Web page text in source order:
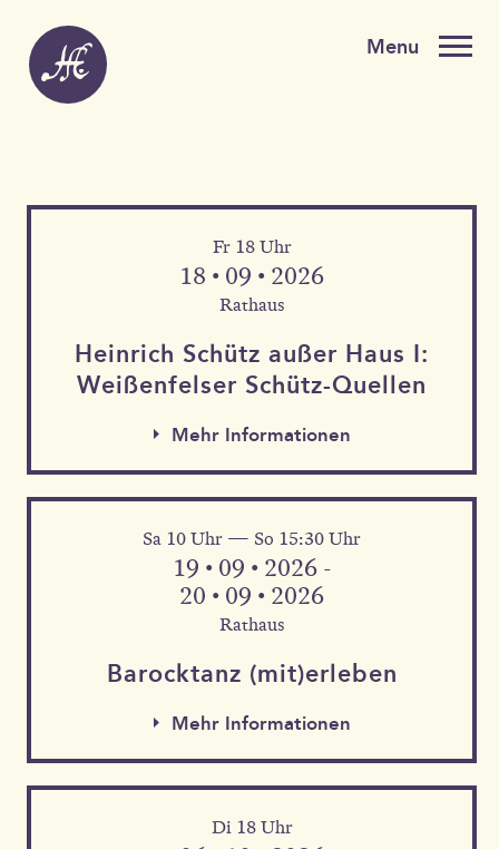
Fr 18 Uhr
18 • 09 • 2026
Rathaus
Heinrich Schütz außer Haus I:
Weißen­felser Schütz-Quellen
Mehr Informationen
Mehr Informationen
Sa 10 Uhr — So 15:30 Uhr
19 • 09 • 2026 -
20 • 09 • 2026
Rathaus
Barock­tanz (mit)erleben
Mehr Informationen
Di 18 Uhr